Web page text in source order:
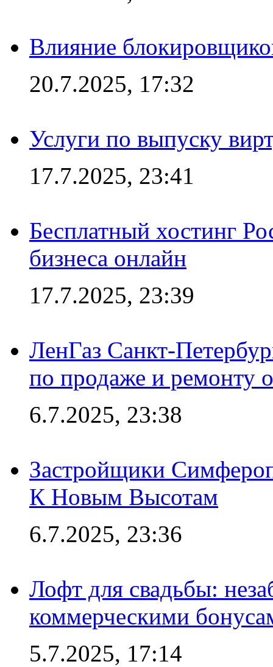
Влияние
20.7.2025, 17:32
Услуги по выпуску
17.7.2025, 23:41
Бесплатный хостинг
бизнеса онлайн
17.7.2025, 23:39
ЛенГаз Санкт-
по продаже и ремонту
6.7.2025, 23:38
Застройщики
К Новым Высотам
6.7.2025, 23:36
Лофт для свадьбы:
коммерческими
5.7.2025, 17:14